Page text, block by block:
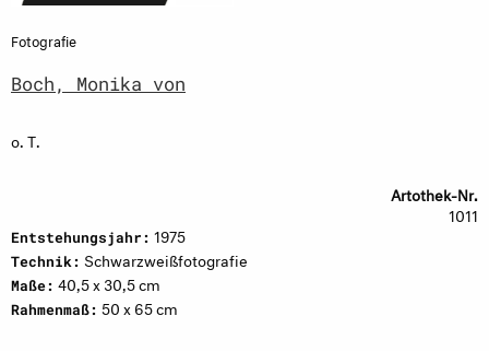
Fotografie
Boch, Monika von
o. T.
Artothek-Nr.
1011
Entstehungsjahr: 1975
Technik: Schwarzweißfotografie
Maße: 40,5 x 30,5 cm
Rahmenmaß: 50 x 65 cm